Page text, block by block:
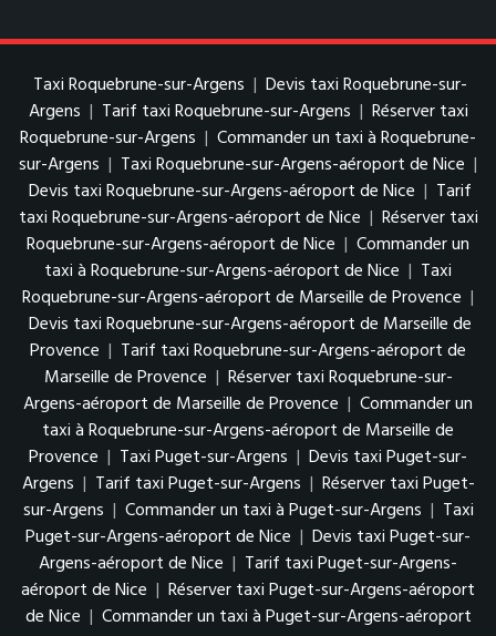
Taxi Roquebrune-sur-Argens | Devis taxi Roquebrune-sur-
Argens | Tarif taxi Roquebrune-sur-Argens | Réserver taxi
Roquebrune-sur-Argens | Commander un taxi à Roquebrune-
sur-Argens | Taxi Roquebrune-sur-Argens-aéroport de Nice |
Devis taxi Roquebrune-sur-Argens-aéroport de Nice | Tarif
taxi Roquebrune-sur-Argens-aéroport de Nice | Réserver taxi
Roquebrune-sur-Argens-aéroport de Nice | Commander un
taxi à Roquebrune-sur-Argens-aéroport de Nice | Taxi
Roquebrune-sur-Argens-aéroport de Marseille de Provence |
Devis taxi Roquebrune-sur-Argens-aéroport de Marseille de
Provence | Tarif taxi Roquebrune-sur-Argens-aéroport de
Marseille de Provence | Réserver taxi Roquebrune-sur-
Argens-aéroport de Marseille de Provence | Commander un
taxi à Roquebrune-sur-Argens-aéroport de Marseille de
Provence | Taxi Puget-sur-Argens | Devis taxi Puget-sur-
Argens | Tarif taxi Puget-sur-Argens | Réserver taxi Puget-
sur-Argens | Commander un taxi à Puget-sur-Argens | Taxi
Puget-sur-Argens-aéroport de Nice | Devis taxi Puget-sur-
Argens-aéroport de Nice | Tarif taxi Puget-sur-Argens-
aéroport de Nice | Réserver taxi Puget-sur-Argens-aéroport
de Nice | Commander un taxi à Puget-sur-Argens-aéroport